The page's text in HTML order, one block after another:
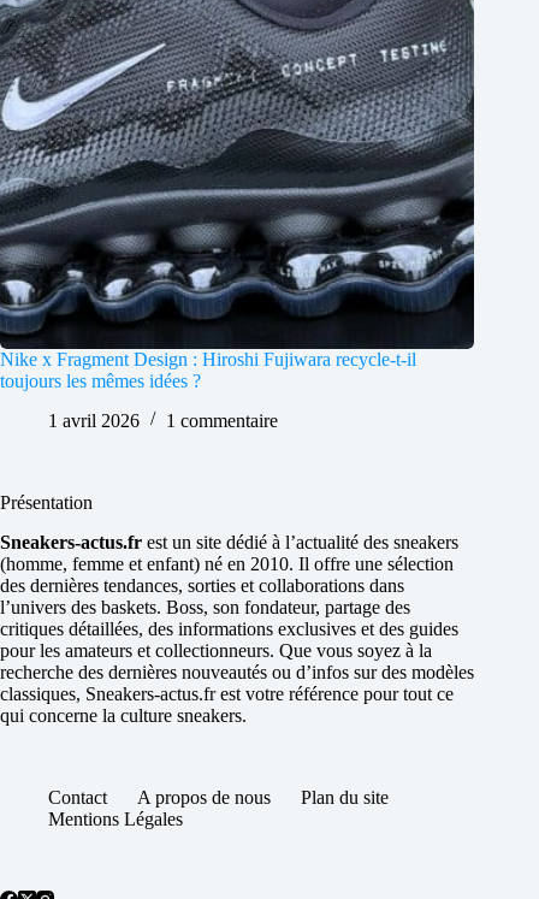
Nike x Fragment Design : Hiroshi Fujiwara recycle-t-il
toujours les mêmes idées ?
1 avril 2026
1 commentaire
Présentation
Sneakers-actus.fr est un site dédié à l’actualité des sneakers
(homme, femme et enfant) né en 2010. Il offre une sélection
des dernières tendances, sorties et collaborations dans
l’univers des baskets. Boss, son fondateur, partage des
critiques détaillées, des informations exclusives et des guides
pour les amateurs et collectionneurs. Que vous soyez à la
recherche des dernières nouveautés ou d’infos sur des modèles
classiques, Sneakers-actus.fr est votre référence pour tout ce
qui concerne la culture sneakers.
Contact A propos de nous
Plan du site
Mentions Légales